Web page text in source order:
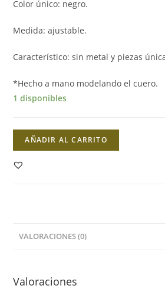
Color único: negro.
Medida: ajustable.
Característico: sin metal y piezas
*Hecho a mano modelando el cuero.
1 disponibles
Collar
Espiral
Centro
AÑADIR AL CARRITO
VALORACIONES (0)
Valoraciones